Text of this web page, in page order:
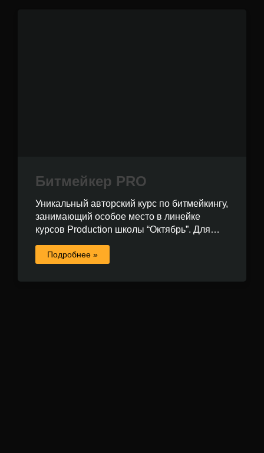
Битмейкер PRO
Уникальный авторский курс по битмейкингу,
занимающий особое место в линейке
курсов Production школы “Октябрь”. Для…
Подробнее »